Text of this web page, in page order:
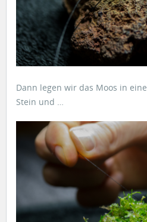
Dann legen wir das Moos in
Stein und …